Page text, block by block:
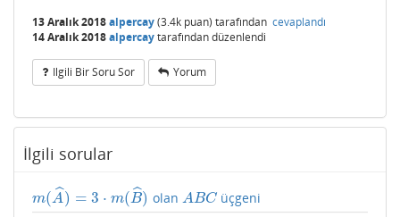
13 Aralık 2018alpercay(3.4k puan) tarafından cevaplandı
14 Aralık 2018alpercaytarafındandüzenlendi
Ilgili Bir Soru Sor Yorum
İlgili sorular
m(A
ˆ) = 3 ⋅ m(B
ˆ)
m(A^)= 3⋅m( B ^) olan ABC
ABC
üçgeni